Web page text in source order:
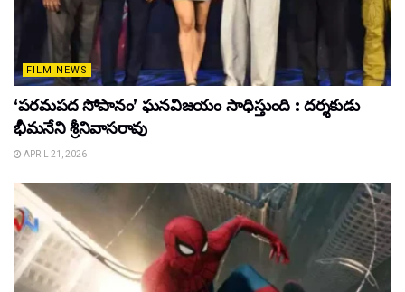
FILM NEWS
‘పరమపద సోపానం’ ఘనవిజయం సాధిస్తుంది : దర్శకుడు
భీమనేని శ్రీనివాసరావు
APRIL 21, 2026